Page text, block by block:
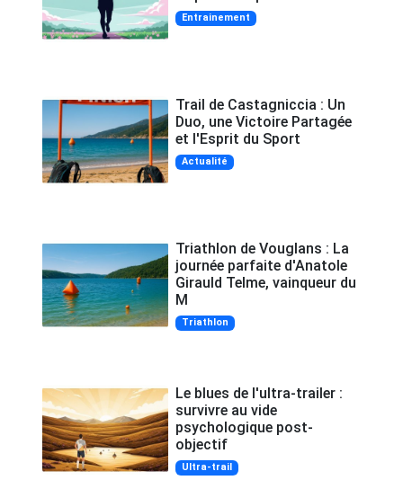
Entrainement
Trail de Castagniccia : Un
Duo, une Victoire Partagée
et l'Esprit du Sport
Actualité
Triathlon de Vouglans : La
journée parfaite d'Anatole
Girauld Telme, vainqueur du
M
Triathlon
Le blues de l'ultra-trailer :
survivre au vide
psychologique post-
objectif
Ultra-trail